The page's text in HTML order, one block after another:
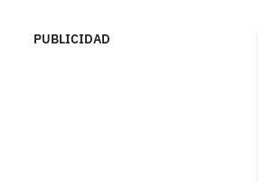
PUBLICIDAD